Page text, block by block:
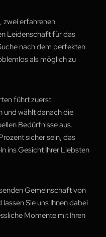
zwei erfahrenen
Leidenschaft für das
nach dem perfekten
als möglich zu
führt zuerst
und wählt danach die
Bedürfnisse aus.
sicher sein, das
ins Gesicht Ihrer Liebsten
Gemeinschaft von
Sie uns Ihnen dabei
Momente mit Ihren